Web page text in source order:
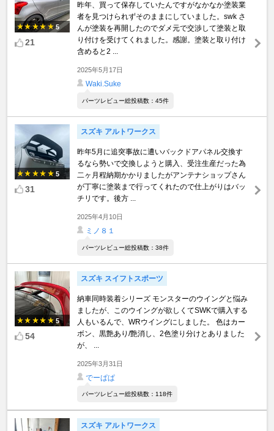
5
21
昨年、買って保存していたんですがなかなか塗装業
者を見つけられずそのままにしていました。swk さ
んが塗装を再開したのでダメ元で交渉して塗装と取
り付けを受けてくれました。感謝。塗装と取り付け
含めると2 ...
2025年5月17日
Waki.Suke
パーツレビュー総投稿数：45件
5
31
スズキ アルトワークス
昨年5月に追突事故に遭いバックドアパネル交換す
るなら勢いで交換しようと購入、受注生産だった為
二ヶ月程納期かかりましたがアンテナショップさん
が丁寧に塗装まで行ってくれたので仕上がりはバッ
チリです。後方 ...
2025年4月10日
ミノ８１
パーツレビュー総投稿数：38件
5
54
スズキ スイフトスポーツ
納車同時装着シリーズ モンスターのウイングと悩み
ましたが、このウイングが欲しくてSWKで購入する
人もいるんで、WRウイングにしました。 色はカー
ボン、黒艶あり/艶消し、2色塗り分けとありました
が、 ...
2025年3月31日
でーぱぱ
パーツレビュー総投稿数：118件
スズキ アルトワークス